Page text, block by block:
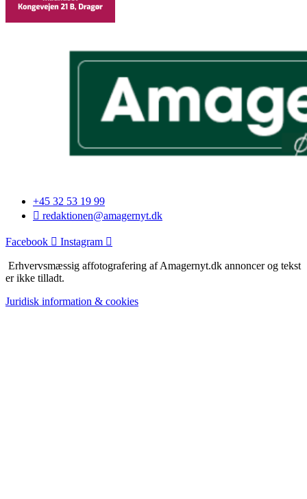
+45 32 53 19 99
redaktionen@amagernyt.dk
Facebook Instagram
Erhvervsmæssig affotografering af Amagernyt.dk annoncer og tekst
er ikke tilladt.
Juridisk information & cookies